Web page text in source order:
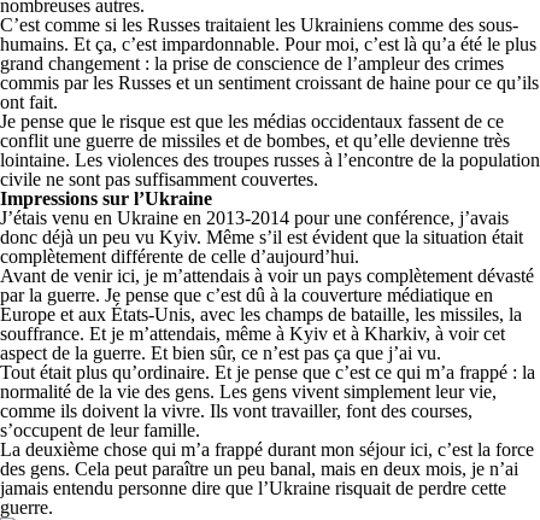
nombreuses autres.
C’est comme si les Russes traitaient les Ukrainiens comme des sous-
humains. Et ça, c’est impardonnable. Pour moi, c’est là qu’a été le plus
grand changement : la prise de conscience de l’ampleur des crimes
commis par les Russes et un sentiment croissant de haine pour ce qu’ils
ont fait.
Je pense que le risque est que les médias occidentaux fassent de ce
conflit une guerre de missiles et de bombes, et qu’elle devienne très
lointaine. Les violences des troupes russes à l’encontre de la population
civile ne sont pas suffisamment couvertes.
Impressions sur l’Ukraine
J’étais venu en Ukraine en 2013-2014 pour une conférence, j’avais
donc déjà un peu vu Kyiv. Même s’il est évident que la situation était
complètement différente de celle d’aujourd’hui.
Avant de venir ici, je m’attendais à voir un pays complètement dévasté
par la guerre. Je pense que c’est dû à la couverture médiatique en
Europe et aux États-Unis, avec les champs de bataille, les missiles, la
souffrance. Et je m’attendais, même à Kyiv et à Kharkiv, à voir cet
aspect de la guerre. Et bien sûr, ce n’est pas ça que j’ai vu.
Tout était plus qu’ordinaire. Et je pense que c’est ce qui m’a frappé : la
normalité de la vie des gens. Les gens vivent simplement leur vie,
comme ils doivent la vivre. Ils vont travailler, font des courses,
s’occupent de leur famille.
La deuxième chose qui m’a frappé durant mon séjour ici, c’est la force
des gens. Cela peut paraître un peu banal, mais en deux mois, je n’ai
jamais entendu personne dire que l’Ukraine risquait de perdre cette
guerre.